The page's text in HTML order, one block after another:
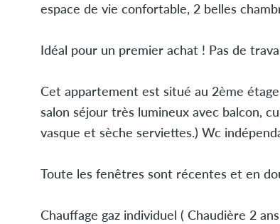
espace de vie confortable, 2 belles
Idéal pour un premier achat ! Pas de
Cet appartement est situé au 2ème
salon séjour très lumineux avec balcon,
vasque et sèche serviettes.) Wc
Toute les fenêtres sont récentes et en
Chauffage gaz individuel ( Chaudière 2